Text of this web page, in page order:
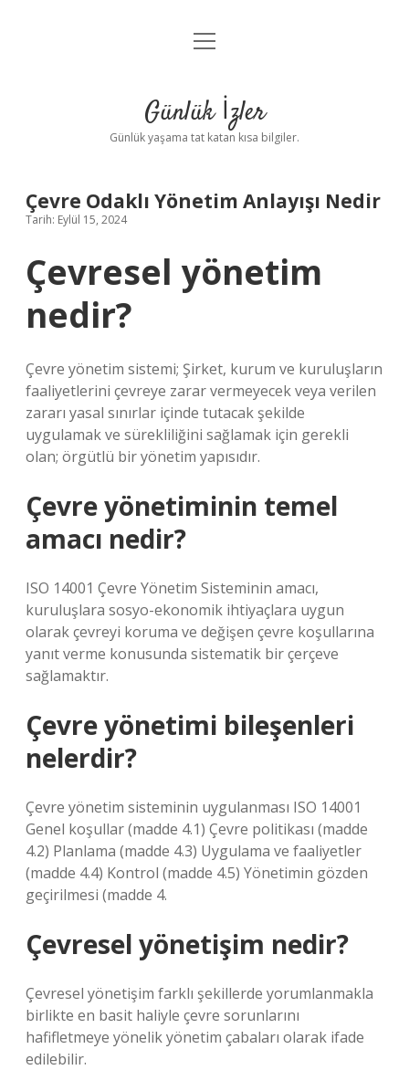
Anasayfa
Yasal Uyarı
menüyü
Günlük İzler
Günlük yaşama tat katan kısa bilgiler.
Çevre Odaklı Yönetim Anlayışı Nedir
Tarih: Eylül 15, 2024
Çevresel yönetim
nedir?
Çevre yönetim sistemi; Şirket, kurum ve kuruluşların
faaliyetlerini çevreye zarar vermeyecek veya verilen
zararı yasal sınırlar içinde tutacak şekilde
uygulamak ve sürekliliğini sağlamak için gerekli
olan; örgütlü bir yönetim yapısıdır.
Çevre yönetiminin temel
amacı nedir?
ISO 14001 Çevre Yönetim Sisteminin amacı,
kuruluşlara sosyo-ekonomik ihtiyaçlara uygun
olarak çevreyi koruma ve değişen çevre koşullarına
yanıt verme konusunda sistematik bir çerçeve
sağlamaktır.
Çevre yönetimi bileşenleri
nelerdir?
Çevre yönetim sisteminin uygulanması ISO 14001
Genel koşullar (madde 4.1) Çevre politikası (madde
4.2) Planlama (madde 4.3) Uygulama ve faaliyetler
(madde 4.4) Kontrol (madde 4.5) Yönetimin gözden
geçirilmesi (madde 4.
Çevresel yönetişim nedir?
Çevresel yönetişim farklı şekillerde yorumlanmakla
birlikte en basit haliyle çevre sorunlarını
hafifletmeye yönelik yönetim çabaları olarak ifade
edilebilir.